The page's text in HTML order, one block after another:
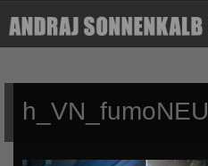
h_VN_fumoNEU